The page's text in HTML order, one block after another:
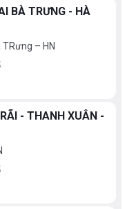
kiệm trên 30% điện
/ Thể tích: ±5.2L
/ Thể tích: ±3L
/ Thể tích: ±2.2L
BÀ TRƯNG - HÀ
– HN
- THANH XUÂN -